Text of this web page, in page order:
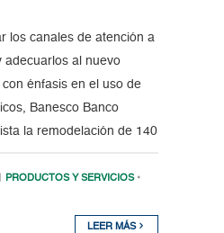
los canales de atención a
adecuarlos al nuevo
énfasis en el uso de
Banesco Banco
la remodelación de 140
PRODUCTOS Y SERVICIOS •
LEER MÁS